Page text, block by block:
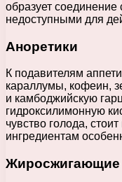
образует
недоступными для
Аноретики
К подавителям
караллумы, кофеин,
и камбоджийскую
гидроксилимонную
чувство голода,
ингредиентам
Жиросжигающие